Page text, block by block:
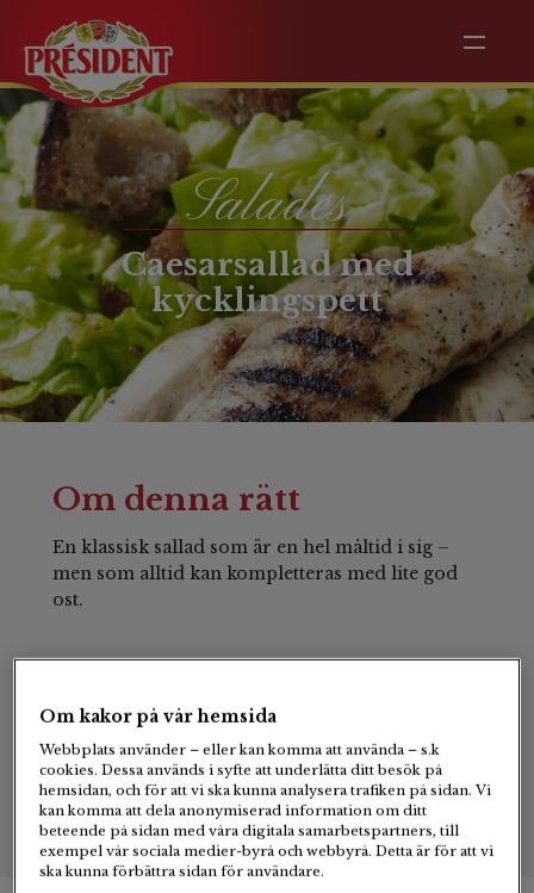
Salades
Caesarsallad med
kycklingspett
Om denna rätt
En klassisk sallad som är en hel måltid i sig –
men som alltid kan kompletteras med lite god
ost.
6
personer
Om kakor på vår hemsida
Webbplats använder – eller kan komma att använda – s.k
cookies. Dessa används i syfte att underlätta ditt besök på
hemsidan, och för att vi ska kunna analysera trafiken på sidan. Vi
kan komma att dela anonymiserad information om ditt
beteende på sidan med våra digitala samarbetspartners, till
exempel vår sociala medier-byrå och webbyrå. Detta är för att vi
ska kunna förbättra sidan för användare.